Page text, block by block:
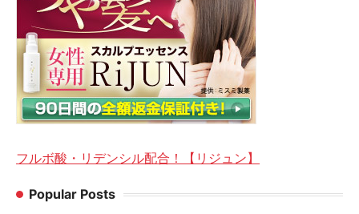
フルボ酸・リデンシル配合！【リジュン】
Popular Posts